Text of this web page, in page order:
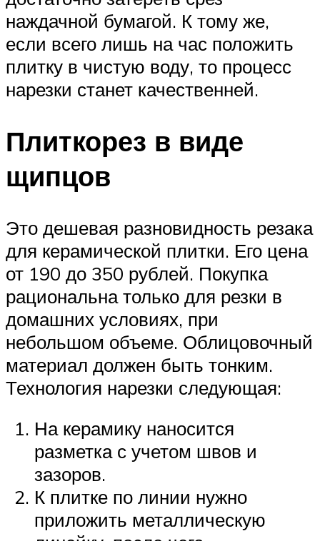
наждачной бумагой. К тому же,
если всего лишь на час положить
плитку в чистую воду, то процесс
нарезки станет качественней.
Плиткорез в виде
щипцов
Это дешевая разновидность резака
для керамической плитки. Его цена
от 190 до 350 рублей. Покупка
рациональна только для резки в
домашних условиях, при
небольшом объеме. Облицовочный
материал должен быть тонким.
Технология нарезки следующая:
На керамику наносится
разметка с учетом швов и
зазоров.
К плитке по линии нужно
приложить металлическую